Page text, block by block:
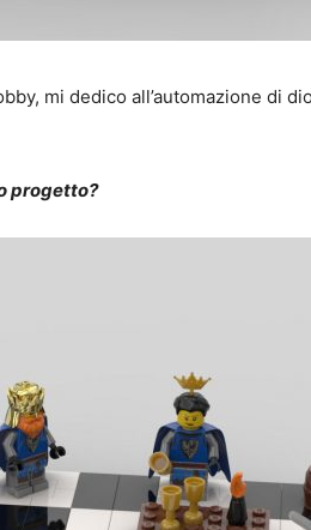
mi dedico all’automazione di
progetto?